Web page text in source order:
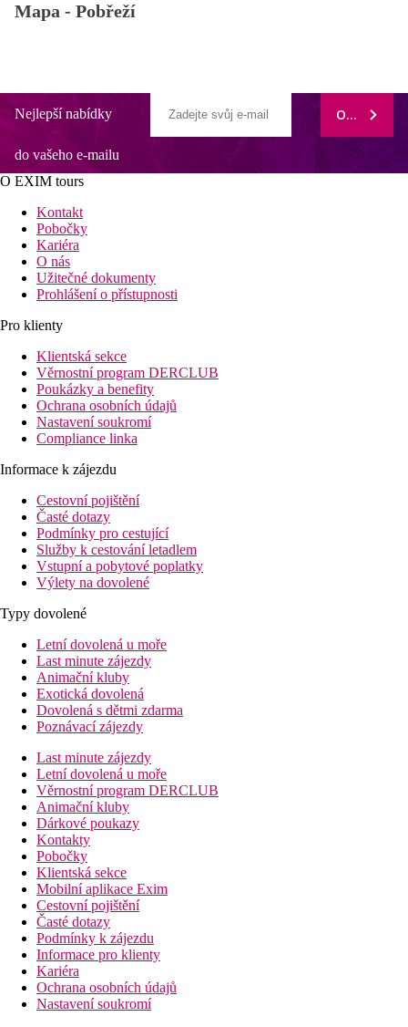
Mapa - Pobřeží
Nejlepší nabídky
do vašeho e-mailu
ODEBÍRAT
O EXIM tours
Kontakt
Pobočky
Kariéra
O nás
Užitečné dokumenty
Prohlášení o přístupnosti
Pro klienty
Klientská sekce
Věrnostní program DERCLUB
Poukázky a benefity
Ochrana osobních údajů
Nastavení soukromí
Compliance linka
Informace k zájezdu
Cestovní pojištění
Časté dotazy
Podmínky pro cestující
Služby k cestování letadlem
Vstupní a pobytové poplatky
Výlety na dovolené
Typy dovolené
Letní dovolená u moře
Last minute zájezdy
Animační kluby
Exotická dovolená
Dovolená s dětmi zdarma
Poznávací zájezdy
Last minute zájezdy
Letní dovolená u moře
Věrnostní program DERCLUB
Animační kluby
Dárkové poukazy
Kontakty
Pobočky
Klientská sekce
Mobilní aplikace Exim
Cestovní pojištění
Časté dotazy
Podmínky k zájezdu
Informace pro klienty
Kariéra
Ochrana osobních údajů
Nastavení soukromí